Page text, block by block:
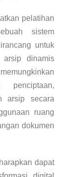
pelatihan
sistem
untuk
arsip dinamis
arsip secara
ruang
dokumen
dapat